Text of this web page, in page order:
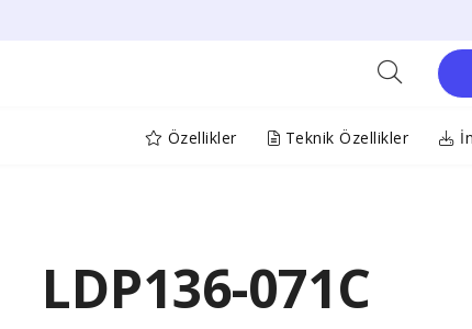
Özellikler Teknik Özellikler
LDP136-071C